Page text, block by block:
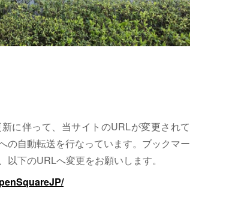
に伴って、当サイトのURLが変更されて
の自動転送を行なっています。ブックマー
下のURLへ変更をお願いします。